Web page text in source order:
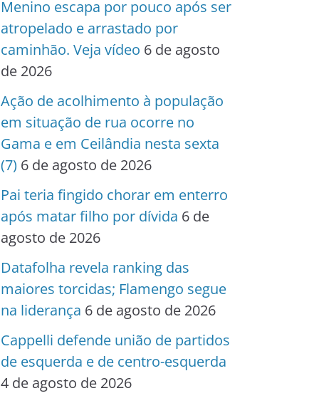
Menino escapa por pouco após ser
atropelado e arrastado por
caminhão. Veja vídeo 6 de agosto
de 2026
Ação de acolhimento à população
em situação de rua ocorre no
Gama e em Ceilândia nesta sexta
(7) 6 de agosto de 2026
Pai teria fingido chorar em enterro
após matar filho por dívida 6 de
agosto de 2026
Datafolha revela ranking das
maiores torcidas; Flamengo segue
na liderança 6 de agosto de 2026
Cappelli defende união de partidos
de esquerda e de centro-esquerda
4 de agosto de 2026